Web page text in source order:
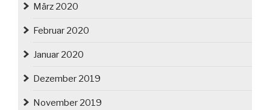
März 2020
Februar 2020
Januar 2020
Dezember 2019
November 2019